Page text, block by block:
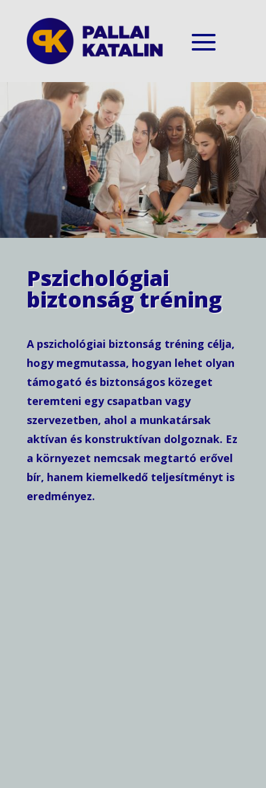
Pszichológiai
biztonság tréning
A pszichológiai biztonság tréning célja,
hogy megmutassa, hogyan lehet olyan
támogató és biztonságos közeget
teremteni egy csapatban vagy
szervezetben, ahol a munkatársak
aktívan és konstruktívan dolgoznak. Ez
a környezet nemcsak megtartó erővel
bír, hanem kiemelkedő teljesítményt is
eredményez.